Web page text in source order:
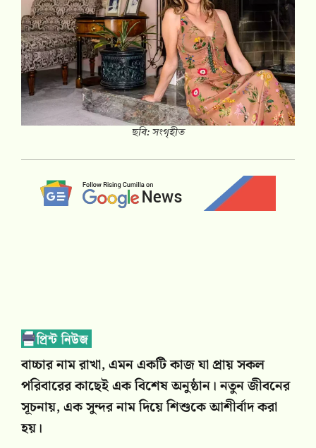
ছবি: সংগৃহীত
বাচ্চার নাম রাখা, এমন একটি কাজ যা প্রায় সকল
পরিবারের কাছেই এক বিশেষ অনুষ্ঠান। নতুন জীবনের
সূচনায়, এক সুন্দর নাম দিয়ে শিশুকে আশীর্বাদ করা
হয়।